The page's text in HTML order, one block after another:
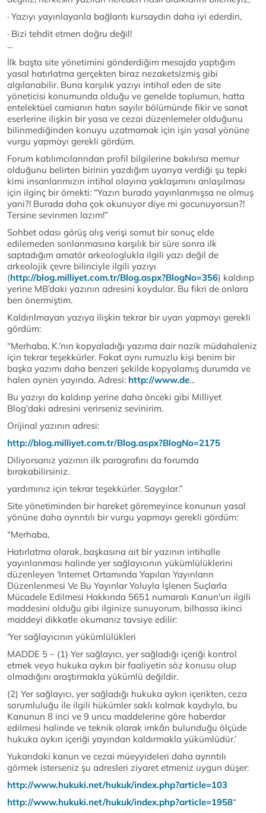
· Yazıyı yayınlayanla bağlantı kursaydın daha iyi ederdin,
· Bizi tehdit etmen doğru değil!
...
İlk başta site yönetimini gönderdiğim mesajda yaptığım
yasal hatırlatma gerçekten biraz nezaketsizmiş gibi
algılanabilir. Buna karşılık yazıyı intihal eden de site
yöneticisi konumunda olduğu ve genelde toplumun, hatta
entelektüel camianın hatırı sayılır bölümünde fikir ve sanat
eserlerine ilişkin bir yasa ve cezai düzenlemeler olduğunu
bilinmediğinden konuyu uzatmamak için işin yasal yönüne
vurgu yapmayı gerekli gördüm.
Forum katılımcılarından profil bilgilerine bakılırsa memur
olduğunu belirten birinin yazdığım uyarıya verdiği şu tepki
kimi insanlarımızın intihal olayına yaklaşımını anlaşılması
için ilginç bir örnekti: “Yazın burada yayınlanmışsa ne olmuş
yani?! Burada daha çok okunuyor diye mi gocunuyorsun?!
Tersine sevinmen lazım!”
Sohbet odası görüş alış verişi somut bir sonuç elde
edilemeden sonlanmasına karşılık bir süre sonra ilk
saptadığım amatör arkeologlukla ilgili yazı değil de
arkeolojik çevre bilinciyle ilgili yazıyı
(http://blog.milliyet.com.tr/Blog.aspx?BlogNo=356) kaldırıp
yerine MB’daki yazının adresini koydular. Bu fikri de onlara
ben önermiştim.
Kaldırılmayan yazıya ilişkin tekrar bir uyarı yapmayı gerekli
gördüm:
“Merhaba, K.’nın kopyaladığı yazıma dair nazik müdahaleniz
için tekrar teşekkürler. Fakat aynı rumuzlu kişi benim bir
başka yazımı daha benzeri şekilde kopyalamış durumda ve
halen aynen yayında. Adresi: http://www.de...
Bu yazıyı da kaldırıp yerine daha önceki gibi Milliyet
Blog'daki adresini verirseniz sevinirim.
Orijinal yazının adresi:
http://blog.milliyet.com.tr/Blog.aspx?BlogNo=2175
Diliyorsanız yazının ilk paragrafını da forumda
bırakabilirsiniz.
yardımınız için tekrar teşekkürler. Saygılar.”
Site yönetiminden bir hareket göremeyince konunun yasal
yönüne daha ayrıntılı bir vurgu yapmayı gerekli gördüm:
“Merhaba,
Hatırlatma olarak, başkasına ait bir yazının intihalle
yayınlanması halinde yer sağlayıcının yükümlülüklerini
düzenleyen 'Internet Ortamında Yapılan Yayınların
Düzenlenmesi Ve Bu Yayınlar Yoluyla İşlenen Suçlarla
Mücadele Edilmesi Hakkında 5651 numaralı Kanun'un ilgili
maddesini olduğu gibi ilginize sunuyorum, bilhassa ikinci
maddeyi dikkatle okumanız tavsiye edilir:
‘Yer sağlayıcının yükümlülükleri
MADDE 5 – (1) Yer sağlayıcı, yer sağladığı içeriği kontrol
etmek veya hukuka aykırı bir faaliyetin söz konusu olup
olmadığını araştırmakla yükümlü değildir.
(2) Yer sağlayıcı, yer sağladığı hukuka aykırı içerikten, ceza
sorumluluğu ile ilgili hükümler saklı kalmak kaydıyla, bu
Kanunun 8 inci ve 9 uncu maddelerine göre haberdar
edilmesi halinde ve teknik olarak imkân bulunduğu ölçüde
hukuka aykırı içeriği yayından kaldırmakla yükümlüdür.’
Yukarıdaki kanun ve cezai müeyyideleri daha ayrıntılı
görmek isterseniz şu adresleri ziyaret etmeniz uygun düşer:
http://www.hukuki.net/hukuk/index.php?article=103
http://www.hukuki.net/hukuk/index.php?article=1958“